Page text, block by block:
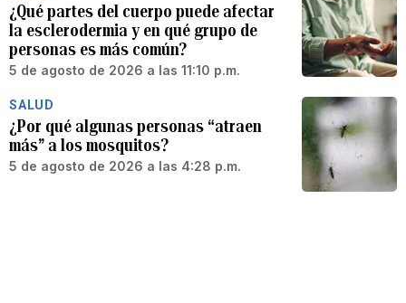
¿Qué partes del cuerpo puede afectar
la esclerodermia y en qué grupo de
personas es más común?
5 de agosto de 2026 a las 11:10 p.m.
SALUD
¿Por qué algunas personas “atraen
más” a los mosquitos?
5 de agosto de 2026 a las 4:28 p.m.